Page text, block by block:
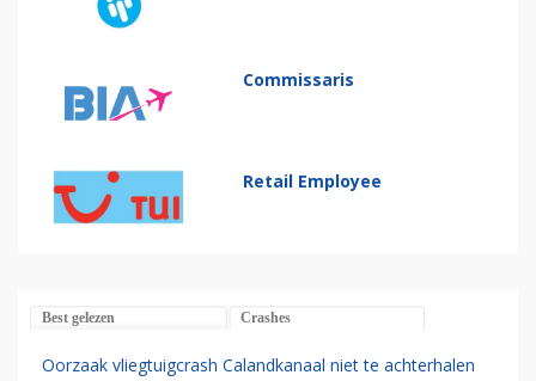
Commissaris
Retail Employee
Best gelezen Crashes
Oorzaak vliegtuigcrash Calandkanaal niet te achterhalen